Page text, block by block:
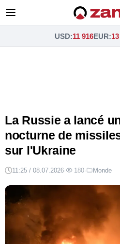
USD:11 916EUR:
La Russie a lancé
nocturne de
sur l'Ukraine
11:25 / 08.07.2026· 180· Monde